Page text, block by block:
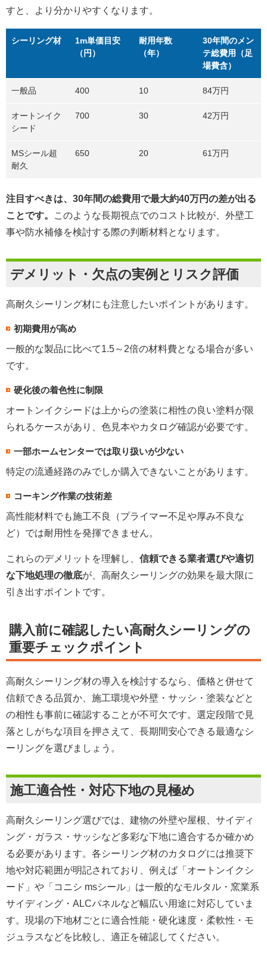
すと、より分かりやすくなります。
シーリング材
1m単価目安
（円）
耐用年数
（年）
30年間のメン
テ総費用（足
場費含）
一般品 400 10 84万円
オートンイク
シード
700 30 42万円
MSシール超
耐久
650 20 61万円
注目すべきは、30年間の総費用で最大約40万円の差が出る
ことです。
このような長期視点でのコスト比較が、外壁工
事や防水補修を検討する際の判断材料となります。
デメリット・欠点の実例とリスク評価
高耐久シーリング材にも注意したいポイントがあります。
初期費用が高め
一般的な製品に比べて1.5～2倍の材料費となる場合が多い
です。
硬化後の着色性に制限
オートンイクシードは上からの塗装に相性の良い塗料が限
られるケースがあり、色見本やカタログ確認が必要です。
一部ホームセンターでは取り扱いが少ない
特定の流通経路のみでしか購入できないことがあります。
コーキング作業の技術差
高性能材料でも施工不良（プライマー不足や厚み不良な
ど）では耐用性を発揮できません。
これらのデメリットを理解し、 信頼できる業者選びや適切
な下地処理の徹底が、高耐久シーリングの効果を最大限に
引き出すポイントです。
購入前に確認したい高耐久シーリングの
重要チェックポイント
高耐久シーリング材の導入を検討するなら、価格と併せて
信頼できる品質か、施工環境や外壁・サッシ・塗装などと
の相性も事前に確認することが不可欠です。選定段階で見
落としがちな項目を押さえて、長期間安心できる最適なシ
ーリングを選びましょう。
施工適合性・対応下地の見極め
高耐久シーリング選びでは、建物の外壁や屋根、サイディ
ング・ガラス・サッシなど多彩な下地に適合するか確かめ
る必要があります。各シーリング材のカタログには推奨下
地や対応範囲が明記されており、例えば「オートンイクシ
ード」や「コニシ msシール」は一般的なモルタル・窯業系
サイディング・ALCパネルなど幅広い用途に対応していま
す。現場の下地材ごとに適合性能・硬化速度・柔軟性・モ
ジュラスなどを比較し、適正を確認してください。